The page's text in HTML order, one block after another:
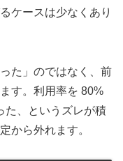
ケースは少なくあり
た」のではなく、前
す。利用率を 80%
た、というズレが積
から外れます。